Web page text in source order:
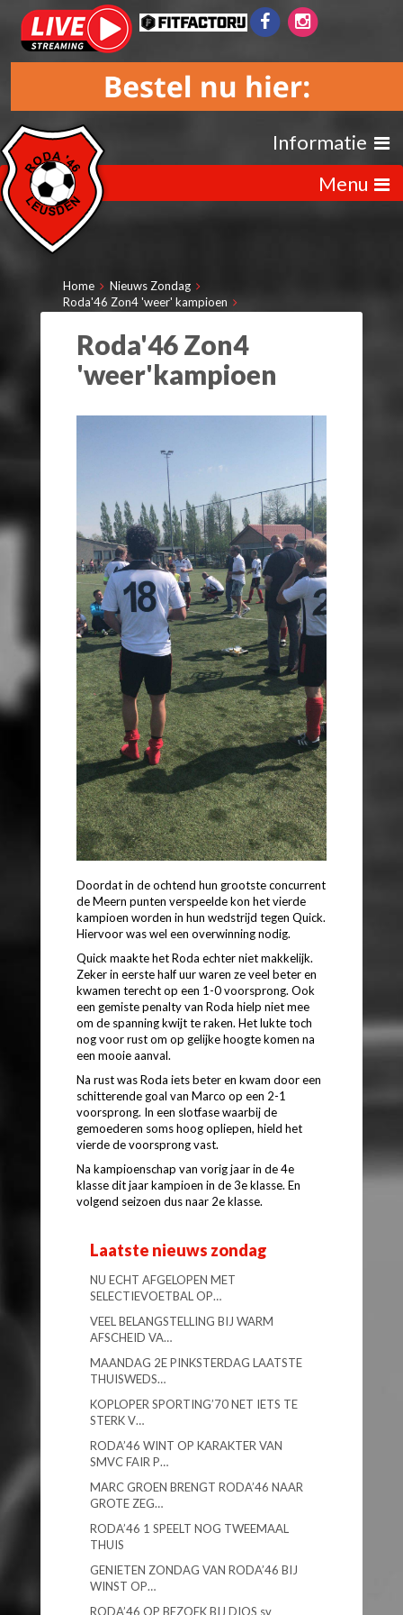
Informatie
Menu
Home
Nieuws Zondag
Roda'46 Zon4 'weer' kampioen
Roda'46 Zon4
'weer'kampioen
Doordat in de ochtend hun grootste concurrent
de Meern punten verspeelde kon het vierde
kampioen worden in hun wedstrijd tegen Quick.
Hiervoor was wel een overwinning nodig.
Quick maakte het Roda echter niet makkelijk.
Zeker in eerste half uur waren ze veel beter en
kwamen terecht op een 1-0 voorsprong. Ook
een gemiste penalty van Roda hielp niet mee
om de spanning kwijt te raken. Het lukte toch
nog voor rust om op gelijke hoogte komen na
een mooie aanval.
Na rust was Roda iets beter en kwam door een
schitterende goal van Marco op een 2-1
voorsprong. In een slotfase waarbij de
gemoederen soms hoog opliepen, hield het
vierde de voorsprong vast.
Na kampioenschap van vorig jaar in de 4e
klasse dit jaar kampioen in de 3e klasse. En
volgend seizoen dus naar 2e klasse.
Laatste nieuws zondag
NU ECHT AFGELOPEN MET
SELECTIEVOETBAL OP…
VEEL BELANGSTELLING BIJ WARM
AFSCHEID VA…
MAANDAG 2E PINKSTERDAG LAATSTE
THUISWEDS…
KOPLOPER SPORTING’70 NET IETS TE
STERK V…
RODA’46 WINT OP KARAKTER VAN
SMVC FAIR P…
MARC GROEN BRENGT RODA’46 NAAR
GROTE ZEG…
RODA’46 1 SPEELT NOG TWEEMAAL
THUIS
GENIETEN ZONDAG VAN RODA’46 BIJ
WINST OP…
RODA’46 OP BEZOEK BIJ DIOS sv